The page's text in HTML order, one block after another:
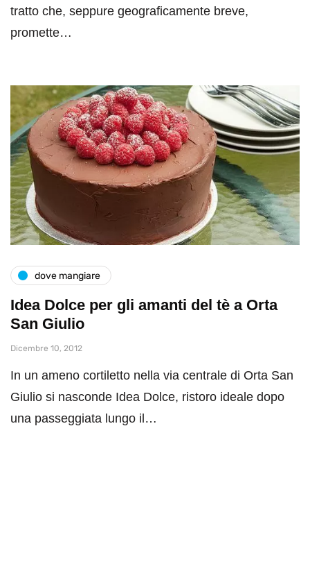
tratto che, seppure geograficamente breve,
promette…
dove mangiare
Idea Dolce per gli amanti del tè a Orta
San Giulio
Dicembre 10, 2012
In un ameno cortiletto nella via centrale di Orta San
Giulio si nasconde Idea Dolce, ristoro ideale dopo
una passeggiata lungo il…